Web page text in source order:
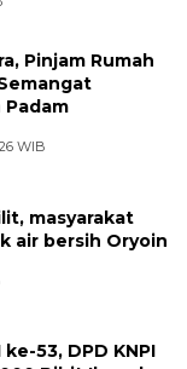
Pinjam Rumah
WIB
masyarakat
air bersih Oryoin
53, DPD KNPI